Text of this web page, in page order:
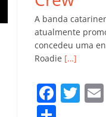
A banda
atualmente
concedeu uma
Roadie […]
F T